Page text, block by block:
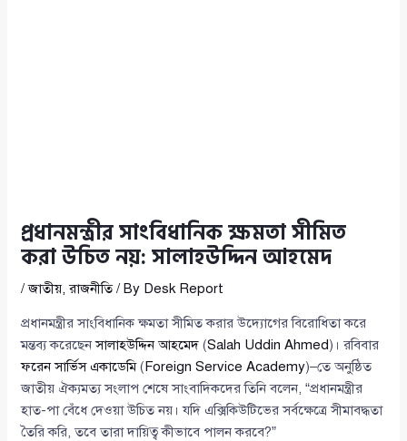
প্রধানমন্ত্রীর সাংবিধানিক ক্ষমতা সীমিত
করা উচিত নয়: সালাহউদ্দিন আহমেদ
/জাতীয়,রাজনীতি/ By Desk Report
প্রধানমন্ত্রীর সাংবিধানিক ক্ষমতা সীমিত করার উদ্যোগের বিরোধিতা করে
মন্তব্য করেছেনসালাহউদ্দিন আহমেদ (Salah Uddin Ahmed)। রবিবার
ফরেন সার্ভিস একাডেমি(Foreign Service Academy)–তে অনুষ্ঠিত
জাতীয় ঐক্যমত্য সংলাপ শেষে সাংবাদিকদের তিনি বলেন, “প্রধানমন্ত্রীর
হাত-পা বেঁধে দেওয়া উচিত নয়। যদি এক্সিকিউটিভের সর্বক্ষেত্রে সীমাবদ্ধতা
তৈরি করি, তবে তারা দায়িত্ব কীভাবে পালন করবে?”